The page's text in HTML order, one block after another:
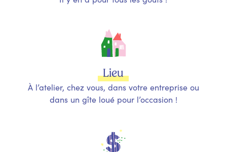
Lieu
À l’atelier, chez vous, dans votre entreprise ou
dans un gîte loué pour l’occasion !